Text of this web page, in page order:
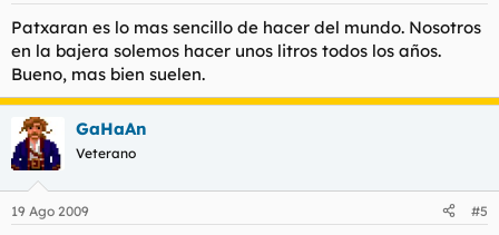
Patxaran es lo mas sencillo de hacer del mundo. Nosotros
en la bajera solemos hacer unos litros todos los años.
Bueno, mas bien suelen.
GaHaAn
Veterano
19 Ago 2009 #5